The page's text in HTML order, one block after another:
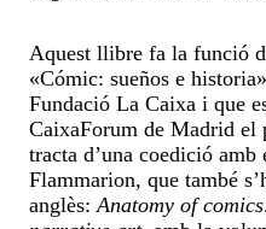
Aquest llibre fa la funció
«Cómic: sueños e
Fundació La Caixa i que
CaixaForum de Madrid el
tracta d’una coedició
Flammarion, que també
anglès: Anatomy of